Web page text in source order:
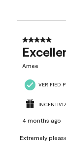
8
25
Reviews
5 out of 5
Amee
VERIFIED
4 months ago
Extremely